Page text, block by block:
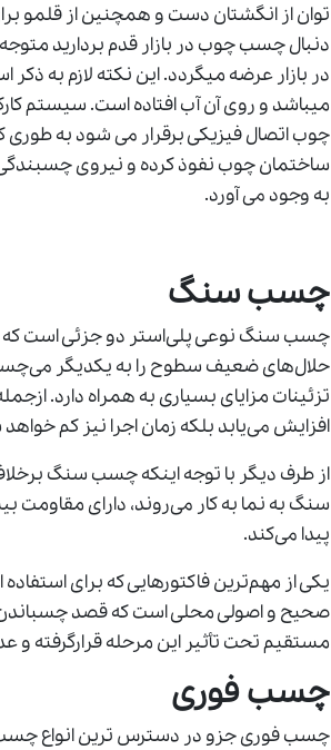
توان از انگشتان دست و همچنین از قلمو
دنبال چسب چوب در بازار قدم بردارید
در بازار عرضه میگردد. این نکته لازم به
میباشد و روی آن آب افتاده است. سیستم
چوب اتصال فیزیکی برقرار می شود به
ساختمان چوب نفوذ کرده و نیروی
به وجود می آورد.
چسبسنگ
چسب سنگ نوعی پلی‌استر دو جزئی است که پس
حلال‌های ضعیف سطوح را به یکدیگر
تزئینات مزایای بسیاری به همراه دارد.
افزایش می‌یابد بلکه زمان اجرا نیز کم
از طرف دیگر با توجه اینکه چسب سنگ
سنگ به نما به کار می‌روند، دارای مقاومت
پیدا می‌کند.
یکی از مهم‌ترین فاکتورهایی که برای
صحیح و اصولی محلی است که قصد چسباندن
مستقیم تحت تأثیر این مرحله قرارگرفته
چسبفوری
چسب فوری جزو در دسترس ترین انواع چسب